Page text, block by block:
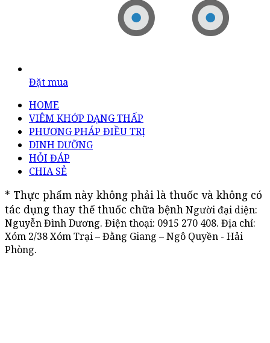
Đặt mua
HOME
VIÊM KHỚP DẠNG THẤP
PHƯƠNG PHÁP ĐIỀU TRỊ
DINH DƯỠNG
HỎI ĐÁP
CHIA SẺ
* Thực phẩm này không phải là thuốc và không có
tác dụng thay thế thuốc chữa bệnh Người đại diện:
Nguyễn Đình Dương. Điện thoại: 0915 270 408. Địa chỉ:
Xóm 2/38 Xóm Trại – Đằng Giang – Ngô Quyền - Hải
Phòng.